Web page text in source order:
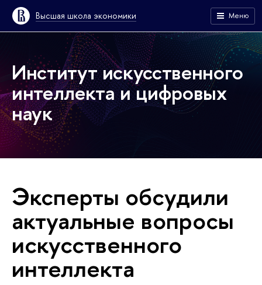
Высшая школа экономики Меню
Институт искусственного
интеллекта и цифровых
наук
Эксперты обсудили
актуальные вопросы
искусственного
интеллекта